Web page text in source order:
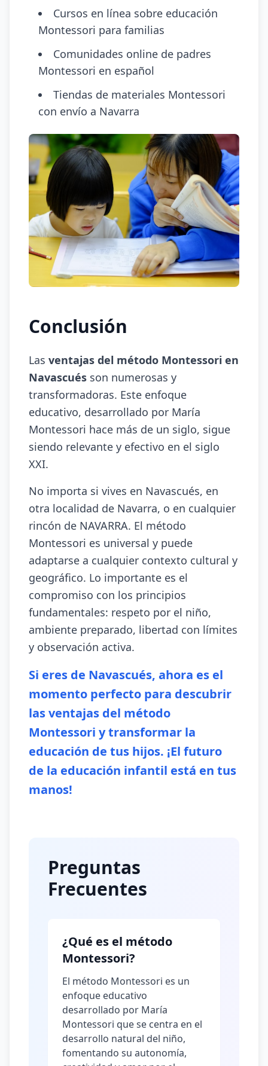
Cursos en línea sobre educación
Montessori para familias
Comunidades online de padres
Montessori en español
Tiendas de materiales Montessori
con envío a Navarra
Conclusión
Las ventajas del método Montessori en
Navascués son numerosas y
transformadoras. Este enfoque
educativo, desarrollado por María
Montessori hace más de un siglo, sigue
siendo relevante y efectivo en el siglo
XXI.
No importa si vives en Navascués, en
otra localidad de Navarra, o en cualquier
rincón de NAVARRA. El método
Montessori es universal y puede
adaptarse a cualquier contexto cultural y
geográfico. Lo importante es el
compromiso con los principios
fundamentales: respeto por el niño,
ambiente preparado, libertad con límites
y observación activa.
Si eres de Navascués, ahora es el
momento perfecto para descubrir
las ventajas del método
Montessori y transformar la
educación de tus hijos. ¡El futuro
de la educación infantil está en tus
manos!
Preguntas
Frecuentes
¿Qué es el método
Montessori?
El método Montessori es un
enfoque educativo
desarrollado por María
Montessori que se centra en el
desarrollo natural del niño,
fomentando su autonomía,